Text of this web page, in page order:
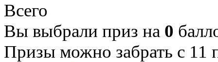
Всего
Вы выбрали приз на 0
Призы можно забрать с 11